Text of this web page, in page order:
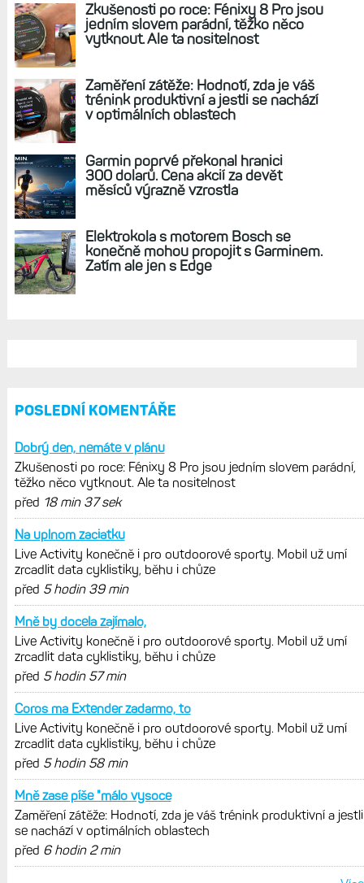
Zkušenosti po roce: Fénixy 8 Pro jsou
jedním slovem parádní, těžko něco
vytknout. Ale ta nositelnost
Zaměření zátěže: Hodnotí, zda je váš
trénink produktivní a jestli se nachází
v optimálních oblastech
Garmin poprvé překonal hranici
300 dolarů. Cena akcií za devět
měsíců výrazně vzrostla
Elektrokola s motorem Bosch se
konečně mohou propojit s Garminem.
Zatím ale jen s Edge
POSLEDNÍ KOMENTÁŘE
Dobrý den, nemáte v plánu
Zkušenosti po roce: Fénixy 8 Pro jsou jedním slovem parádní,
těžko něco vytknout. Ale ta nositelnost
před 18 min 37 sek
Na uplnom zaciatku
Live Activity konečně i pro outdoorové sporty. Mobil už umí
zrcadlit data cyklistiky, běhu i chůze
před 5 hodin 39 min
Mně by docela zajímalo,
Live Activity konečně i pro outdoorové sporty. Mobil už umí
zrcadlit data cyklistiky, běhu i chůze
před 5 hodin 57 min
Coros ma Extender zadarmo, to
Live Activity konečně i pro outdoorové sporty. Mobil už umí
zrcadlit data cyklistiky, běhu i chůze
před 5 hodin 58 min
Mně zase píše "málo vysoce
Zaměření zátěže: Hodnotí, zda je váš trénink produktivní a jestli
se nachází v optimálních oblastech
před 6 hodin 2 min